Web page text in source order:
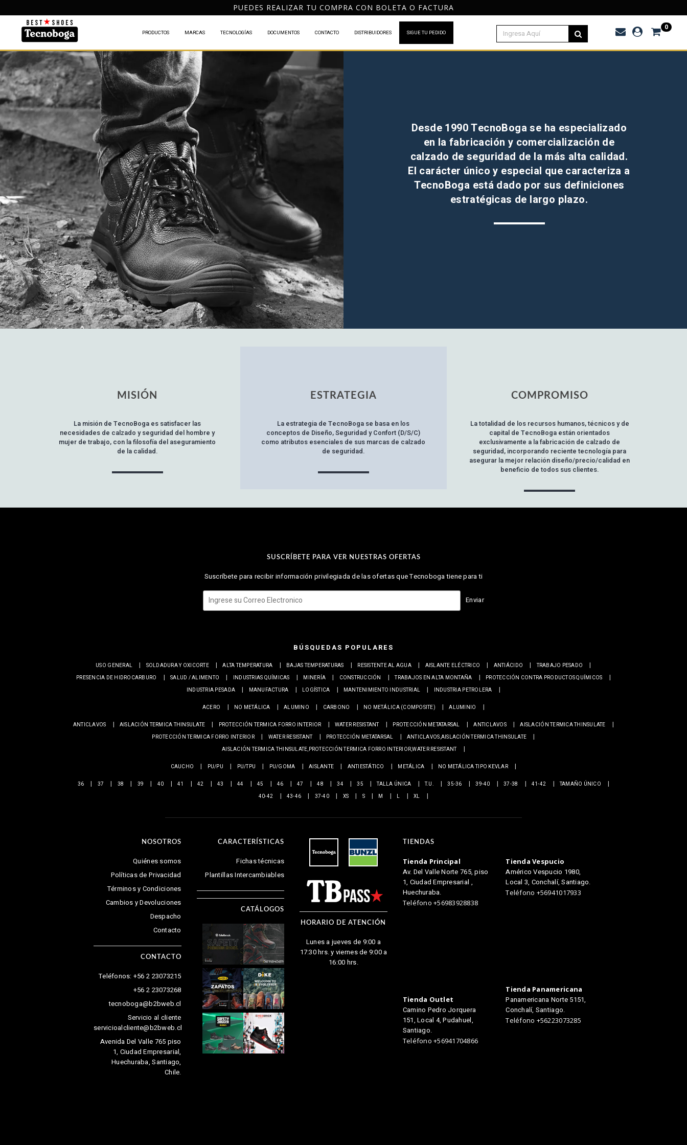
PUEDES REALIZAR TU COMPRA CON BOLETA O FACTURA
PRODUCTOS MARCAS TECNOLOGÍAS DOCUMENTOS CONTACTO DISTRIBUIDORES SIGUE TU PEDIDO
0
Desde 1990 TecnoBoga se ha especializado
en la fabricación y comercialización de
calzado de seguridad de la más alta calidad.
El carácter único y especial que caracteriza a
TecnoBoga está dado por sus definiciones
estratégicas de largo plazo.
MISIÓN
La misión de TecnoBoga es satisfacer las
necesidades de calzado y seguridad del hombre y
mujer de trabajo, con la filosofía del aseguramiento
de la calidad.
ESTRATEGIA
La estrategia de TecnoBoga se basa en los
conceptos de Diseño, Seguridad y Confort (D/S/C)
como atributos esenciales de sus marcas de calzado
de seguridad.
COMPROMISO
La totalidad de los recursos humanos, técnicos y de
capital de TecnoBoga están orientados
exclusivamente a la fabricación de calzado de
seguridad, incorporando reciente tecnología para
asegurar la mejor relación diseño/precio/calidad en
beneficio de todos sus clientes.
SUSCRÍBETE PARA VER NUESTRAS OFERTAS
Suscríbete para recibir información privilegiada de las ofertas que Tecnoboga tiene para ti
Enviar
BÚSQUEDAS POPULARES
USO GENERAL SOLDADURA Y OXICORTE ALTA TEMPERATURA BAJAS TEMPERATURAS RESISTENTE AL AGUA AISLANTE ELÉCTRICO ANTIÁCIDO
TRABAJO PESADO
PRESENCIA DE HIDROCARBURO
SALUD / ALIMENTO INDUSTRIAS QUÍMICAS MINERÍA CONSTRUCCIÓN TRABAJOS EN ALTA MONTAÑA
PROTECCIÓN CONTRA PRODUCTOS QUÍMICOS
INDUSTRIA PESADA
MANUFACTURA LOGÍSTICA MANTENIMIENTO INDUSTRIAL INDUSTRIA PETROLERA
ACERO NO METÁLICA ALUMINO CARBONO NO METÁLICA (COMPOSITE) ALUMINIO
ANTICLAVOS AISLACIÓN TERMICA THINSULATE PROTECCIÓN TERMICA FORRO INTERIOR WATER RESISTANT PROTECCIÓN METATARSAL ANTICLAVOS
AISLACIÓN TERMICA THINSULATE
PROTECCIÓN TERMICA FORRO INTERIOR
WATER RESISTANT PROTECCIÓN METATARSAL
ANTICLAVOS,AISLACIÓN TERMICA THINSULATE
AISLACIÓN TERMICA THINSULATE,PROTECCIÓN TERMICA FORRO INTERIOR,WATER RESISTANT
CAUCHO PU/PU PU/TPU PU/GOMA AISLANTE ANTIESTÁTICO METÁLICA NO METÁLICA TIPO KEVLAR
36 37 38 39 40 41 42 43 44 45 46 47 48 34 35 TALLA ÚNICA T.U. 35-36 39-40 37-38 41-42
TAMAÑO ÚNICO
40-42
43-46 37-40 XS S M L XL
NOSOTROS
Quiénes somos
Políticas de Privacidad
Términos y Condiciones
Cambios y Devoluciones
Despacho
Contacto
CONTACTO
Teléfonos: +56 2 23073215
+56 2 23073268
tecnoboga@b2bweb.cl
Servicio al cliente
servicioalcliente@b2bweb.cl
Avenida Del Valle 765 piso
1, Ciudad Empresarial,
Huechuraba, Santiago,
Chile.
CARACTERÍSTICAS
Fichas técnicas
Plantillas Intercambiables
CATÁLOGOS
HORARIO DE ATENCIÓN
Lunes a jueves de 9:00 a
17:30 hrs. y viernes de 9:00 a
16:00 hrs.
TIENDAS
Tienda Principal
Av. Del Valle Norte 765, piso
1, Ciudad Empresarial ,
Huechuraba.
Teléfono +56983928838
Tienda Outlet
Camino Pedro Jorquera
151, Local 4, Pudahuel,
Santiago.
Teléfono +56941704866
Tienda Vespucio
Américo Vespucio 1980,
Local 3, Conchalí, Santiago.
Teléfono +56941017933
Tienda Panamericana
Panamericana Norte 5151,
Conchalí, Santiago.
Teléfono +56223073285